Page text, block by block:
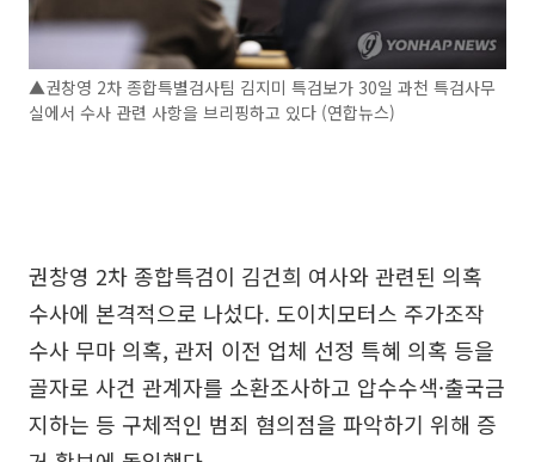
▲권창영 2차 종합특별검사팀 김지미 특검보가 30일 과천 특검사무
실에서 수사 관련 사항을 브리핑하고 있다 (연합뉴스)
권창영 2차 종합특검이 김건희 여사와 관련된 의혹
수사에 본격적으로 나섰다. 도이치모터스 주가조작
수사 무마 의혹, 관저 이전 업체 선정 특혜 의혹 등을
골자로 사건 관계자를 소환조사하고 압수수색·출국금
지하는 등 구체적인 범죄 혐의점을 파악하기 위해 증